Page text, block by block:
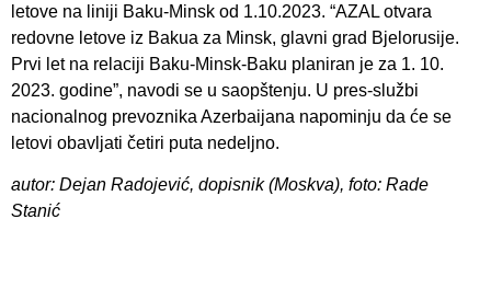
letove na liniji Baku-Minsk od 1.10.2023. “AZAL otvara
redovne letove iz Bakua za Minsk, glavni grad Bjelorusije.
Prvi let na relaciji Baku-Minsk-Baku planiran je za 1. 10.
2023. godine”, navodi se u saopštenju. U pres-službi
nacionalnog prevoznika Azerbaijana napominju da će se
letovi obavljati četiri puta nedeljno.
autor: Dejan Radojević, dopisnik (Moskva), foto: Rade
Stanić